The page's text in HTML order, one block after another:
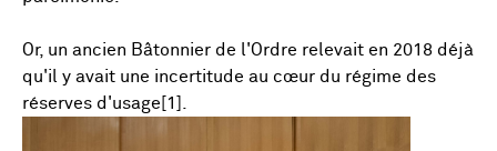
Or, un ancien Bâtonnier de l'Ordre relevait en 2018 déjà
qu'il y avait une incertitude au cœur du régime des
réserves d'usage[1].